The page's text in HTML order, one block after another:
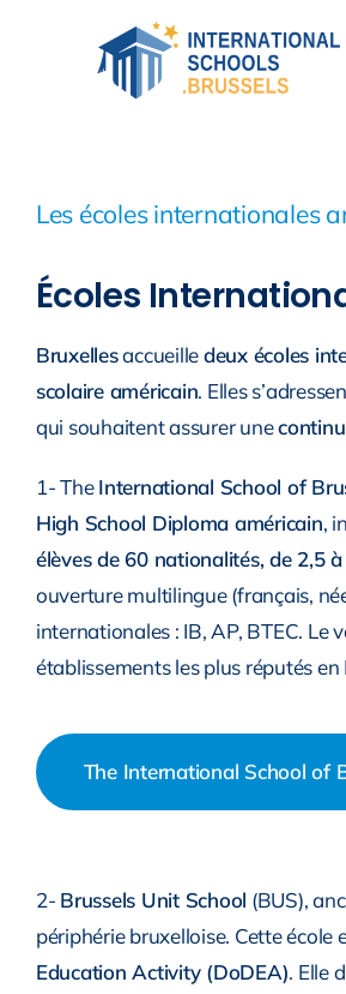
Les écoles internationales
Écoles
Bruxellesaccueilledeux écoles
scolaire américain. Elles
qui souhaitent assurer une
1- TheInternational School of
High School Diploma américain,
élèves de 60 nationalités, de 2,5
ouverture multilingue (français,
internationales : IB, AP, BTEC. Le
établissements les plus réputés en
The International School of
2- Brussels Unit School (BUS),
périphérie bruxelloise. Cette école
Education Activity (DoDEA). Elle